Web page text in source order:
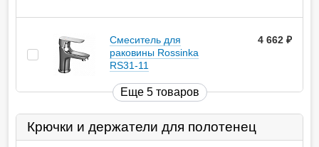
Смеситель для
раковины Rossinka
RS31-11
4 662
Еще 5 товаров
Крючки и держатели для полотенец